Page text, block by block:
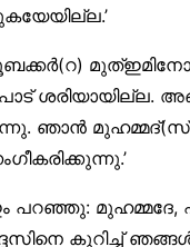
ശരിയായില്ല.
ഞാൻ
പറഞ്ഞു: മുഹമ്മദേ,
കുറിച്ച്